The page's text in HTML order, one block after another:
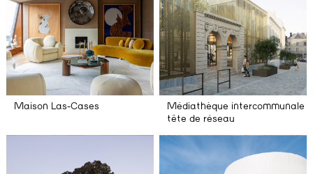
Maison Las-Cases
Médiathèque intercommunale
tête de réseau